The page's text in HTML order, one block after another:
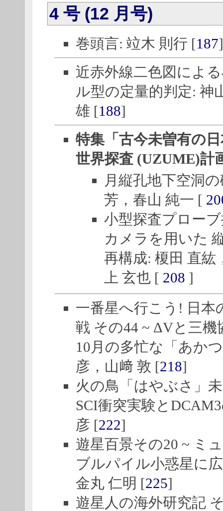
4 号 (12 月号)
巻頭言: 竝木 則行 [187]
近赤外線二色図によ
ル型の定量的判定: 神
雄 [188]
特集「古今未曽有の
世界探査 (UZUME)計
月縦孔地下空洞
芳，春山 純一 [
小型探査プロー
カメラを用いた
再構成: 榎田 直紘
上 玄也 [ 208 ]
一番星へ行こう! 日本
戦 その44 ~ ΔVと三機
10月の多忙な「あか
彦，山﨑 敦 [218]
火の鳥「はやぶさ」
SCI衝突実験と
彦 [222]
遊星百景その20 ~ ミ
ブルパイル小惑星に
金丸 仁明 [225]
遊星人の海外研究記